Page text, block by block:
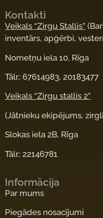
Kontakti
Veikals “Zirgu Stallis”
inventārs, apģērbi,
Nometņu iela 10, Rīga
Tālr.: 67614983, 20183477
Veikals “Zirgu stallis 2”
(Jātnieku ekipējums,
Slokas iela 2B, Rīga
Tālr.: 22146781
Informācija
Par mums
Piegādes nosacījumi